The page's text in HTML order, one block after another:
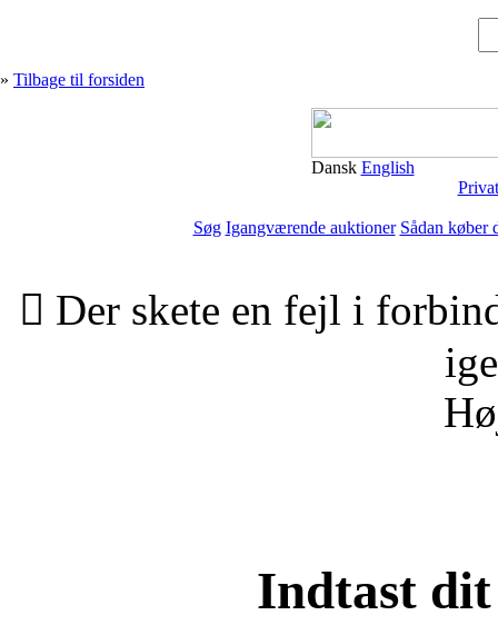
» Tilbage til forsiden
Dansk English
Privat
Søg Igangværende auktioner Sådan køber
 Der skete en fejl i
Indtast